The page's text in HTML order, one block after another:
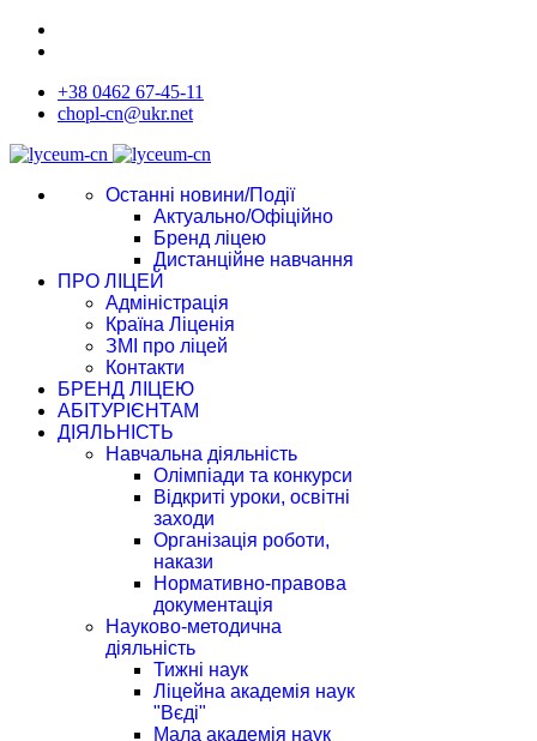
+38 0462 67-45-11
chopl-cn@ukr.net
Останні новини/Події
Актуально/Офіційно
Бренд ліцею
Дистанційне навчання
ПРО ЛІЦЕЙ
Адміністрація
Країна Ліценія
ЗМІ про ліцей
Контакти
БРЕНД ЛІЦЕЮ
АБІТУРІЄНТАМ
ДІЯЛЬНІСТЬ
Навчальна діяльність
Олімпіади та конкурси
Відкриті уроки, освітні
заходи
Організація роботи,
накази
Нормативно-правова
документація
Науково-методична
діяльність
Тижні наук
Ліцейна академія наук
"Вєді"
Мала академія наук